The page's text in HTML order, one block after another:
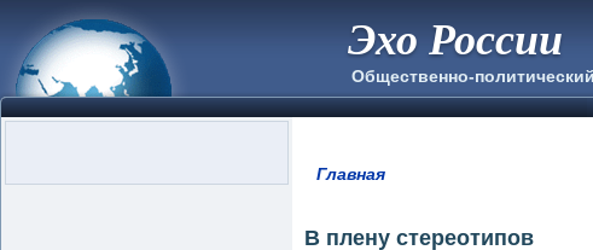
Эхо России
Общественно-
Главная
В плену стереотипов